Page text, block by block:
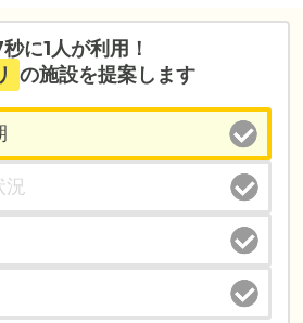
に1人が利用！
の施設を提案します